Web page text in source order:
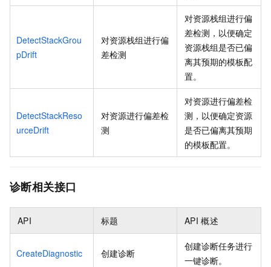
DetectStackGrou
pDrift
对资源栈组进行偏
差检测
对资源栈组进行偏
差检测，以便确定
资源栈组是否已偏
离其预期的模板配
置。
DetectStackReso
urceDrift
对资源进行偏差检
测
对资源进行偏差检
测，以便确定资源
是否已偏离其预期
的模板配置。
诊断相关接口
API 标题 API 概述
CreateDiagnostic 创建诊断
创建诊断任务进行
一键诊断。